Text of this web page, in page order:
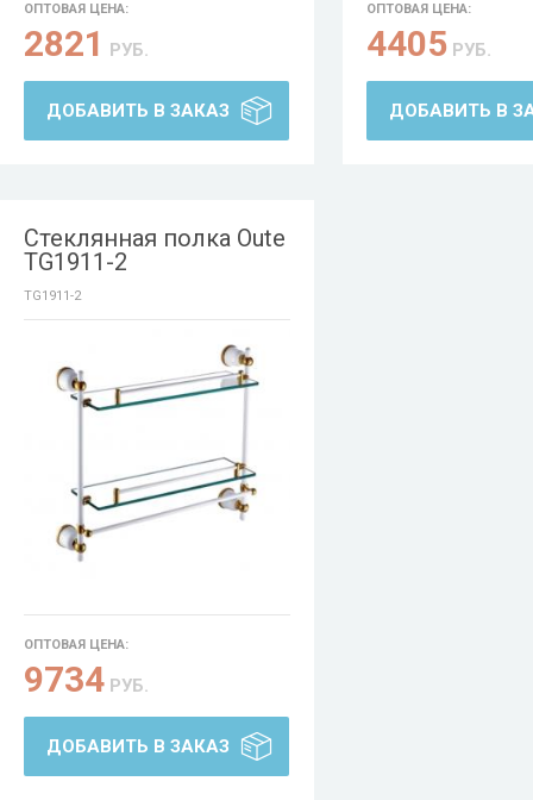
ОПТОВАЯ ЦЕНА:
2821 РУБ.
ДОБАВИТЬ В ЗАКАЗ
ОПТОВАЯ ЦЕНА:
4405 РУБ.
ДОБАВИТЬ В
Стеклянная полка Oute
TG1911-2
TG1911-2
ОПТОВАЯ ЦЕНА:
9734 РУБ.
ДОБАВИТЬ В ЗАКАЗ